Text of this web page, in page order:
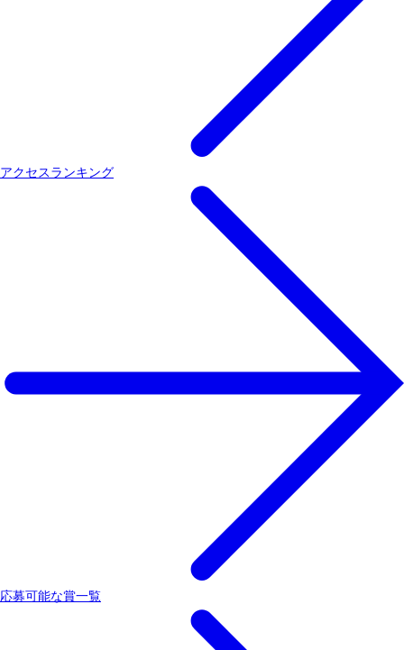
アクセスランキング
応募可能な賞一覧